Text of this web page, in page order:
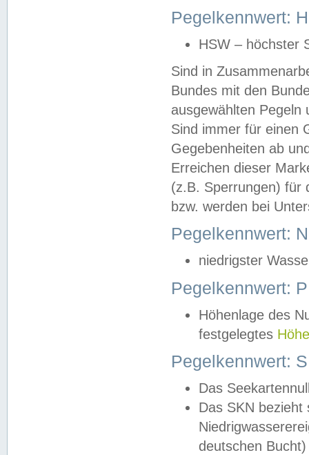
Pegelkennwert:
HSW – höchster
Sind in
Bundes mit den
ausgewählten
Sind immer für einen
Gegebenheiten ab
Erreichen dieser
(z.B. Sperrungen) für
bzw. werden bei
Pegelkennwert:
niedrigster
Pegelkennwert:
Höhenlage des
festgelegtes
Pegelkennwert:
Das
Das SKN
deutschen